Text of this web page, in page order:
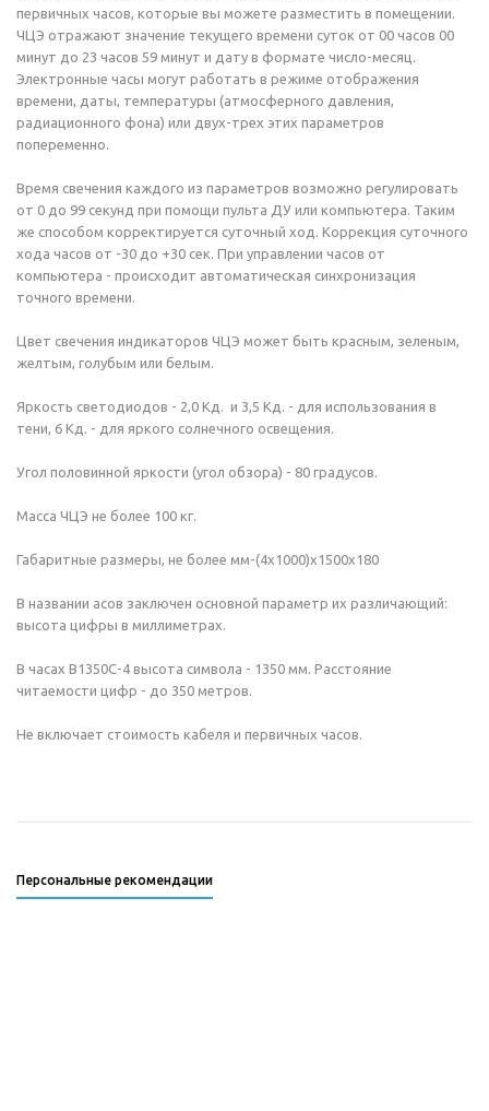
первичных часов, которые вы можете разместить в помещении.
ЧЦЭ отражают значение текущего времени суток от 00 часов 00
минут до 23 часов 59 минут и дату в формате число-месяц.
Электронные часы могут работать в режиме отображения
времени, даты, температуры (атмосферного давления,
радиационного фона) или двух-трех этих параметров
попеременно.
Время свечения каждого из параметров возможно регулировать
от 0 до 99 секунд при помощи пульта ДУ или компьютера. Таким
же способом корректируется суточный ход. Коррекция суточного
хода часов от -30 до +30 сек. При управлении часов от
компьютера - происходит автоматическая синхронизация
точного времени.
Цвет свечения индикаторов ЧЦЭ может быть красным, зеленым,
желтым, голубым или белым.
Яркость светодиодов - 2,0 Кд. и 3,5 Кд. - для использования в
тени, 6 Кд. - для яркого солнечного освещения.
Угол половинной яркости (угол обзора) - 80 градусов.
Масса ЧЦЭ не более 100 кг.
Габаритные размеры, не более мм-(4х1000)x1500x180
В названии асов заключен основной параметр их различающий:
высота цифры в миллиметрах.
В часах В1350С-4 высота символа - 1350 мм. Расстояние
читаемости цифр - до 350 метров.
Не включает стоимость кабеля и первичных часов.
Персональные рекомендации